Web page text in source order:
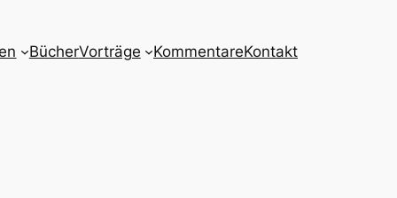
BücherVorträge KommentareKontakt